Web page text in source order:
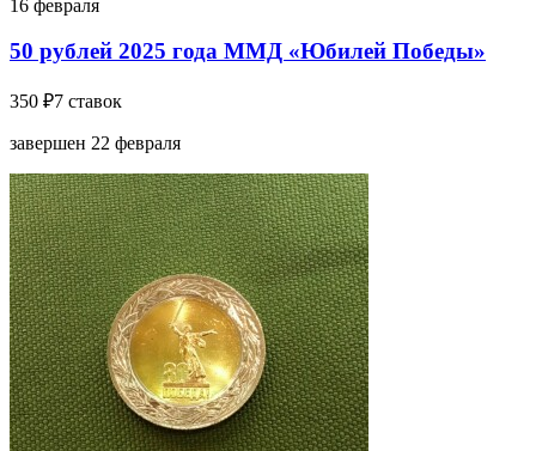
16 февраля
50 рублей 2025 года ММД «Юбилей Победы»
350 ₽7 ставок
завершен 22 февраля